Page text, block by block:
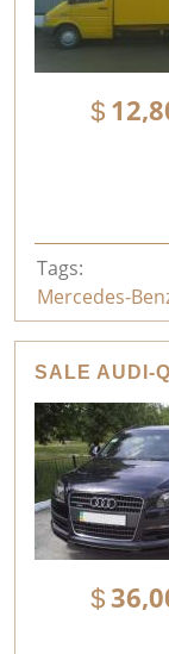
Tags:
Mercedes-
SALE AUDI-